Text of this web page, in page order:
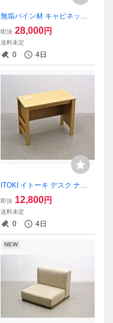
無垢パイン材 キャビネット
カントリー カップボード 食
器棚 飾り棚 本棚 カップボー
ド 収納 引き出し/ペニーワイ
ズアンファンヴィンテージ
即決 28,000円
送料未定
0 4日
ITOKI イトーキ デスク ナラ
材 突板 YLC-D945型 書斎 学
習机 勉強机/オフィスオカム
ラPC無印アクタス北欧IDCカ
リモク/PDK2822
即決 12,800円
送料未定
0 4日
NEW